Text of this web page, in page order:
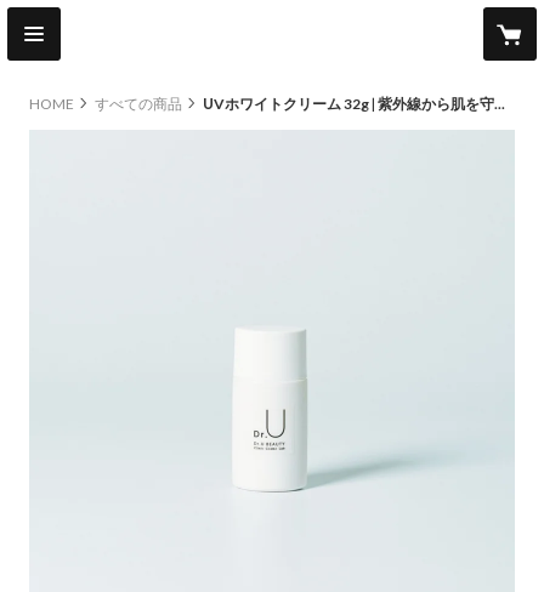
HOME すべての商品 UVホワイトクリーム 32g | 紫外線から肌を守りながら、うるおいを与える家族で使える日焼け止め。